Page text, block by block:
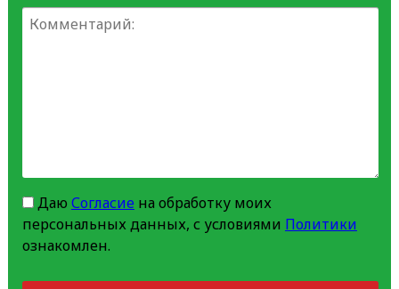
Даю Согласиена обработку моих
персональных данных, с условиями Политики
ознакомлен.